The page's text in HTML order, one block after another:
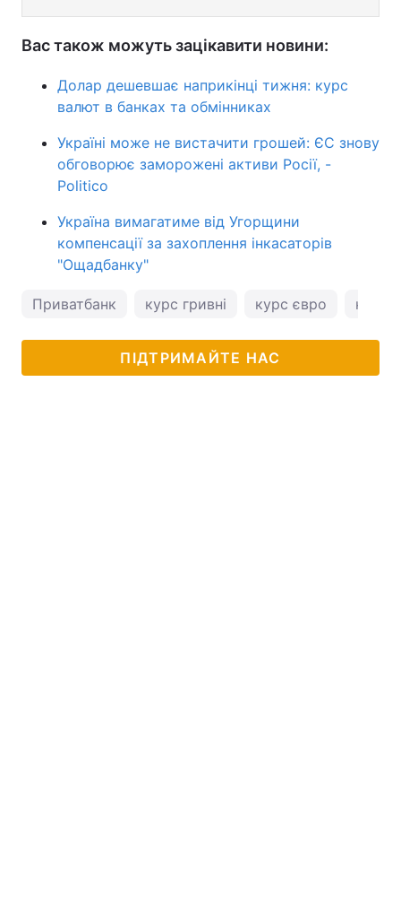
Вас також можуть зацікавити новини:
Долар дешевшає наприкінці тижня: курс
валют в банках та обмінниках
Україні може не вистачити грошей: ЄС знову
обговорює заморожені активи Росії, -
Politico
Україна вимагатиме від Угорщини
компенсації за захоплення інкасаторів
"Ощадбанку"
Приватбанк курс гривні курс євро курс
ПІДТРИМАЙТЕ НАС